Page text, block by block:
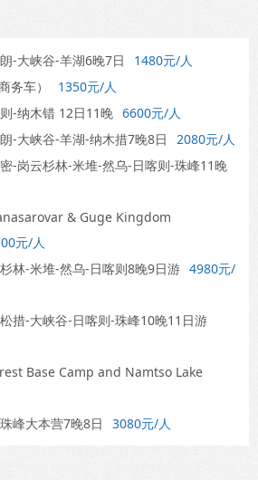
-大峡谷-羊湖6晚7日 1480元/人
务车） 1350元/人
-纳木错 12日11晚 6600元/人
-大峡谷-羊湖-纳木措7晚8日 2080元/人
-岗云杉林-米堆-然乌-日喀则-珠峰11晚
& Guge Kingdom
元/人
林-米堆-然乌-日喀则8晚9日游 4980元/
措-大峡谷-日喀则-珠峰10晚11日游
Base Camp and Namtso Lake
峰大本营7晚8日 3080元/人